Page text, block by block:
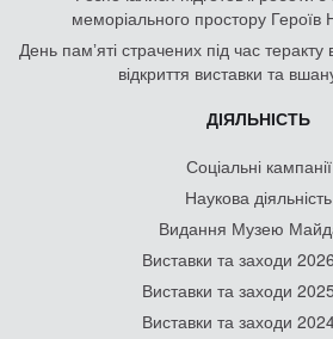
меморіального простору Героїв
День памʼяті страчених під час
відкриття виставки та
ДІЯЛЬНІСТЬ
Соціальні кампанії
Наукова діяльність
Видання Музею
Виставки та заходи
Виставки та заходи
Виставки та заходи